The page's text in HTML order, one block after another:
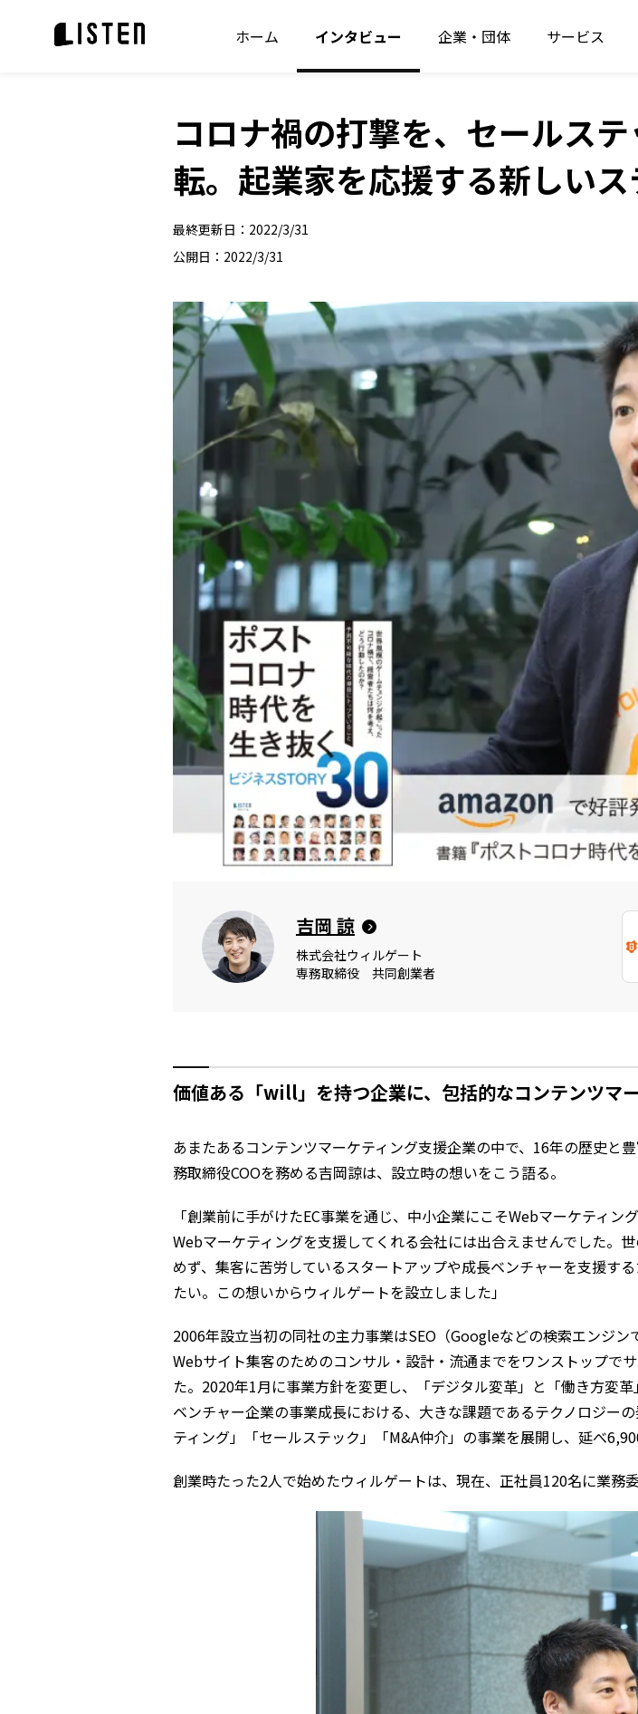
ホーム インタビュー 企業・団体 サービス
コロナ禍の打撃を、セールス
転。起業家を応援する新しい
最終更新日： 2022/3/31
公開日： 2022/3/31
吉岡 諒
株式会社ウィルゲート
専務取締役　共同創業者
価値ある「will」を持つ企業に、包括的なコンテンツマ
あまたあるコンテンツマーケティング支援企業の中で、16年の歴史と
務取締役COOを務める吉岡諒は、設立時の想いをこう語る。
「創業前に手がけたEC事業を通じ、中小企業にこそWebマーケティ
Webマーケティングを支援してくれる会社には出合えませんでした。
めず、集客に苦労しているスタートアップや成長ベンチャーを支援す
たい。この想いからウィルゲートを設立しました」
2006年設立当初の同社の主力事業はSEO（Googleなどの検索エンジン
Webサイト集客のためのコンサル・設計・流通までをワンストップで
た。2020年1月に事業方針を変更し、「デジタル変革」と「働き方変
ベンチャー企業の事業成長における、大きな課題であるテクノロジー
ティング」「セールステック」「M&A仲介」の事業を展開し、延べ
創業時たった2人で始めたウィルゲートは、現在、正社員120名に業務